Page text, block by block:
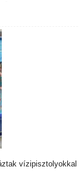
vízipisztolyokkal